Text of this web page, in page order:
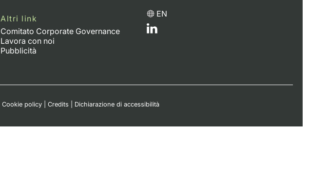
Altri link
Comitato Corporate Governance
Lavora con noi
Pubblicità
EN
Cookie policy Credits Dichiarazione di accessibilità